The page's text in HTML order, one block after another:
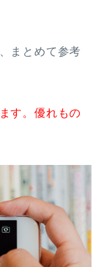
まとめて参考
す。優れもの